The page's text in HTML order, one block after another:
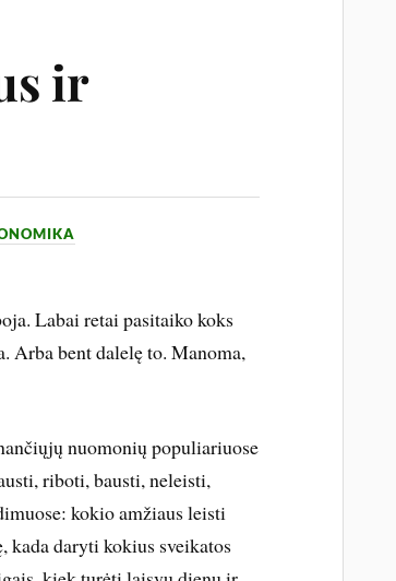
ir
Labai retai pasitaiko koks
Arba bent dalelę to. Manoma,
nuomonių populiariuose
riboti, bausti, neleisti,
kokio amžiaus leisti
daryti kokius sveikatos